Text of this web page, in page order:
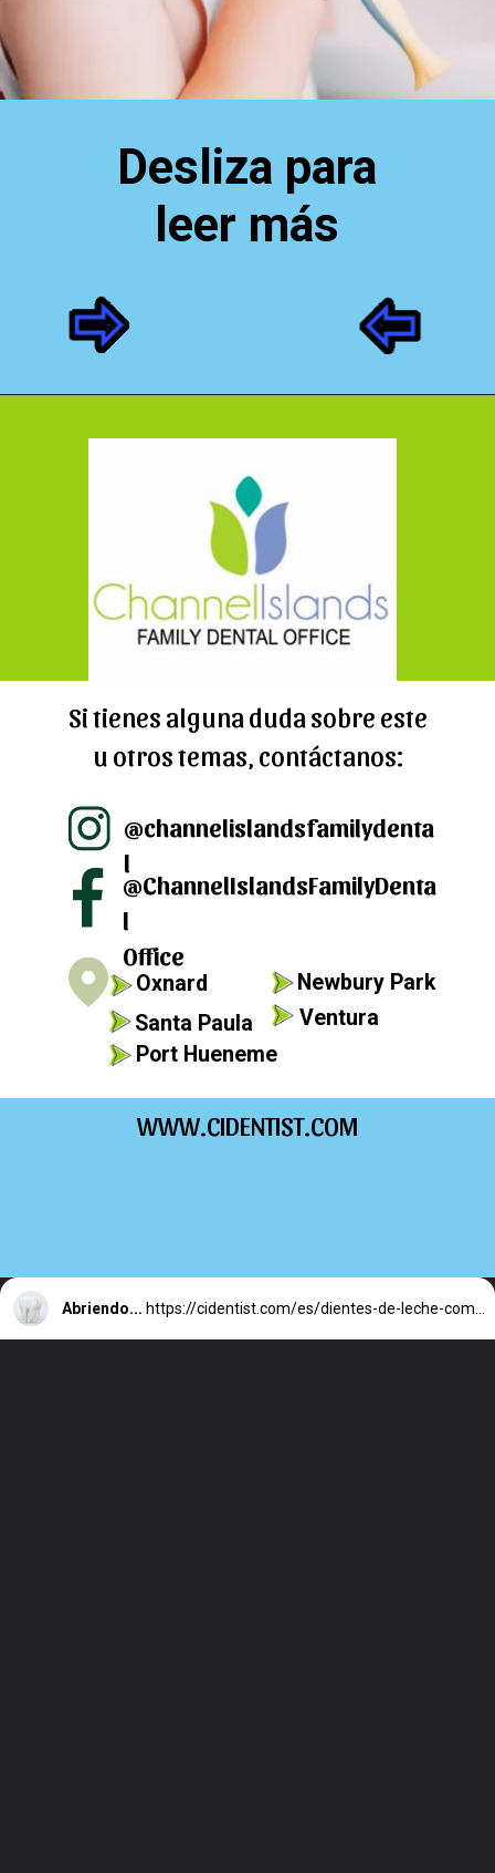
Desliza para
leer más
Si tienes alguna duda sobre este
u otros temas, contáctanos:
@channelislandsfamilydenta
l
@ChannelIslandsFamilyDenta
l
Office
Oxnard
WWW.CIDENTIST.COM
Port Hueneme
Santa Paula
Newbury Park
Ventura
Abriendo... https://cidentist.com/es/dientes-de-leche-como-brotan-y-se-caen/?utm_source=Webstory&utm_medium=Botton&utm_content=Dientes+de+leche%3A+%C2%BFC%C3%B3mo+brotan+y+se+caen%3F